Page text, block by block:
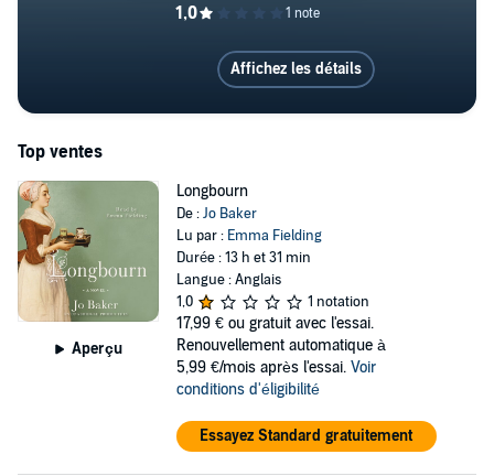
Longbourn
Affichez les détails
Top ventes
Aperçu
Longbourn
De :Jo Baker
Lu par : Emma Fielding
Durée : 13 h et 31 min
Langue : Anglais
1,0
1 notation
17,99 € ou gratuit avec l'essai.
Renouvellement automatique à
5,99 €/mois après l'essai. Voir
conditions d'éligibilité
Essayez Standard gratuitement